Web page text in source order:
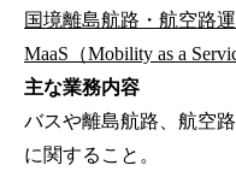
国境離島航路・航空路
MaaS（Mobility as a
主な業務内容
バスや離島航路、航空
に関すること。